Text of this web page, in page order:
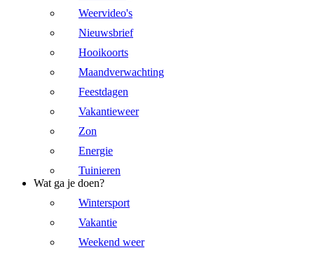
Weervideo's
Nieuwsbrief
Hooikoorts
Maandverwachting
Feestdagen
Vakantieweer
Zon
Energie
Tuinieren
Wat ga je doen?
Wintersport
Vakantie
Weekend weer